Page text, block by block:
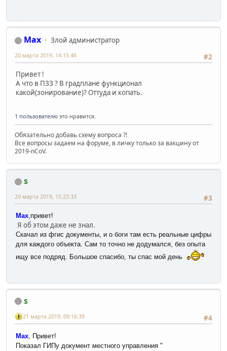
Max
Злой администратор
#2
20 марта 2019, 14:15:46
Привет !
А что в ПЗЗ ? В градплане функционал
какой(зонирование)? Оттуда и копать.
1 пользователю это нравится.
Обязательно добавь схему вопроса ?!
Все вопросы задаем на форуме, в личку только за вакцину от
2019-nCoV.
s
#3
20 марта 2019, 15:23:33
Max,привет!
Я об этом даже не знал.
Скачал из фгис документы, и о боги там есть реальные цифры
для каждого объекта. Сам то точно не додумался, без опыта
ищу все подряд. Большое спасибо, ты спас мой день
s
#4
21 марта 2019, 09:16:39
Max , Привет!
Показал ГИПу документ местного управления "